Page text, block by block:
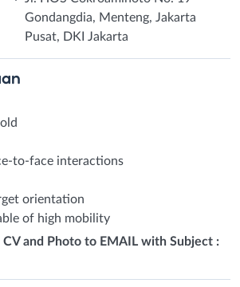
Gondangdia, Menteng, Jakarta
Pusat, DKI Jakarta
to-face interactions
orientation
of high mobility
and Photo to EMAIL with Subject :